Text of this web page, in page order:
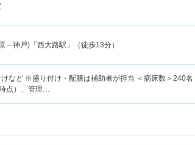
－神戸)「西大路駅」（徒歩13分）
など ※盛り付け・配膳は補助者が担当 ＜病床数＞240名
点）、管理…